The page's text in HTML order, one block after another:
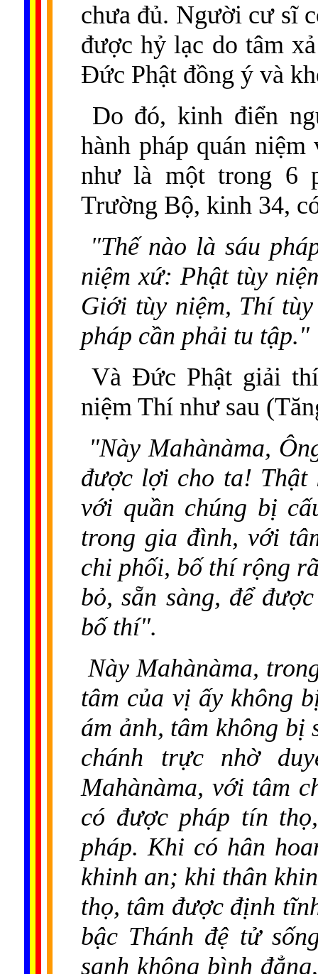
chưa đủ. Người cư sĩ
được hỷ lạc do tâm
Đức Phật đồng ý và
Do đó, kinh điển
hành pháp quán
như là một trong 6
Trường Bộ, kinh 34,
"Thế nào là sáu
niệm xứ: Phật tùy
Giới tùy niệm, Thí
pháp cần phải tu tập."
Và Đức Phật giải
niệm Thí như sau
"Này Mahànàma,
được lợi cho ta!
với quần chúng bị
trong gia đình, với
chi phối, bố thí rộng
bỏ, sẵn sàng, để
bố thí".
Này Mahànàma,
tâm của vị ấy không
ám ảnh, tâm không
chánh trực nhờ
Mahànàma, với tâm
có được pháp tín
pháp. Khi có hân
khinh an; khi thân
thọ, tâm được định
bậc Thánh đệ tử
sanh không bình